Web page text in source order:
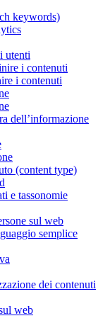
keywords)
utenti
i contenuti
i contenuti
dell’informazione
(content type)
e tassonomie
sul web
semplice
dei contenuti
web